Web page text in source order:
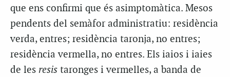
que ens confirmi que és asimptomàtica. Mesos
pendents del semàfor administratiu: residència
verda, entres; residència taronja, no entres;
residència vermella, no entres. Els iaios i iaies
de les resis taronges i vermelles, a banda de